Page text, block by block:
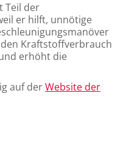
Teil der
er hilft, unnötige
Kraftstoffverbrauch
erhöht die
auf derWebsite der